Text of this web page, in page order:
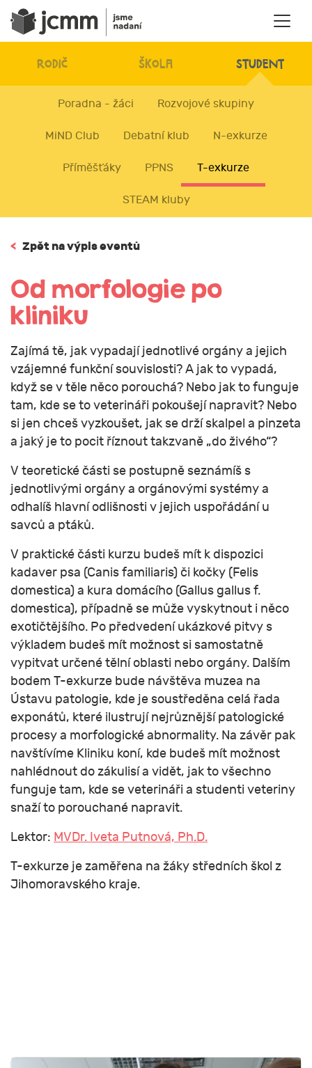
RODIČ ŠKOLA STUDENT
Poradna - žáci Rozvojové skupiny
MiND Club Debatní klub N-exkurze
Příměšťáky PPNS T-exkurze
STEAM kluby
< Zpět na výpis eventů
Od morfologie po
kliniku
Zajímá tě, jak vypadají jednotlivé orgány a jejich
vzájemné funkční souvislosti? A jak to vypadá,
když se v těle něco porouchá? Nebo jak to funguje
tam, kde se to veterináři pokoušejí napravit? Nebo
si jen chceš vyzkoušet, jak se drží skalpel a pinzeta
a jaký je to pocit říznout takzvaně „do živého“?
V teoretické části se postupně seznámíš s
jednotlivými orgány a orgánovými systémy a
odhalíš hlavní odlišnosti v jejich uspořádání u
savců a ptáků.
V praktické části kurzu budeš mít k dispozici
kadaver psa (Canis familiaris) či kočky (Felis
domestica) a kura domácího (Gallus gallus f.
domestica), případně se může vyskytnout i něco
exotičtějšího. Po předvedení ukázkové pitvy s
výkladem budeš mít možnost si samostatně
vypitvat určené tělní oblasti nebo orgány. Dalším
bodem T-exkurze bude návštěva muzea na
Ústavu patologie, kde je soustředěna celá řada
exponátů, které ilustrují nejrůznější patologické
procesy a morfologické abnormality. Na závěr pak
navštívíme Kliniku koní, kde budeš mít možnost
nahlédnout do zákulisí a vidět, jak to všechno
funguje tam, kde se veterináři a studenti veteriny
snaží to porouchané napravit.
Lektor: MVDr. Iveta Putnová, Ph.D.
T-exkurze je zaměřena na žáky středních škol z
Jihomoravského kraje.